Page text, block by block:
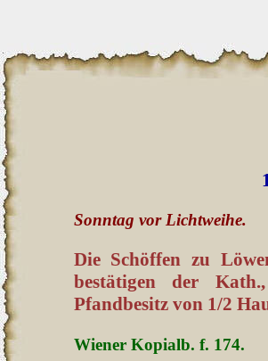
Sonntag vor Lichtweihe.
Die Schöffen zu
bestätigen der
Pfandbesitz von 1/2
Wiener Kopialb. f. 174.